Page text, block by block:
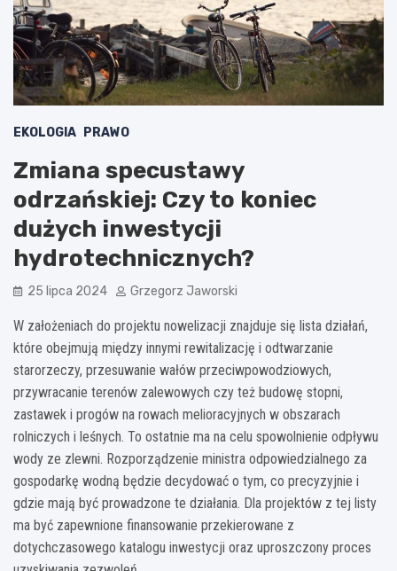
EKOLOGIA PRAWO
Zmiana specustawy
odrzańskiej: Czy to koniec
dużych inwestycji
hydrotechnicznych?
25 lipca 2024 Grzegorz Jaworski
W założeniach do projektu nowelizacji znajduje się lista działań,
które obejmują między innymi rewitalizację i odtwarzanie
starorzeczy, przesuwanie wałów przeciwpowodziowych,
przywracanie terenów zalewowych czy też budowę stopni,
zastawek i progów na rowach melioracyjnych w obszarach
rolniczych i leśnych. To ostatnie ma na celu spowolnienie odpływu
wody ze zlewni. Rozporządzenie ministra odpowiedzialnego za
gospodarkę wodną będzie decydować o tym, co precyzyjnie i
gdzie mają być prowadzone te działania. Dla projektów z tej listy
ma być zapewnione finansowanie przekierowane z
dotychczasowego katalogu inwestycji oraz uproszczony proces